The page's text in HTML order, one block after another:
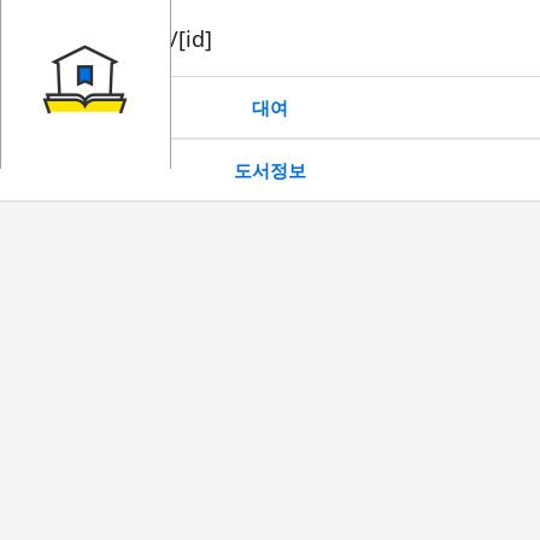
book/rent/[id]
대여
도서정보